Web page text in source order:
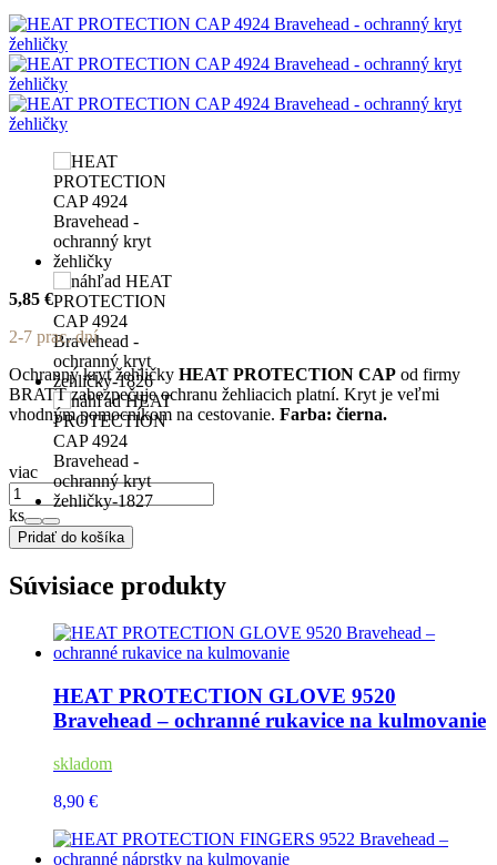
5,85 €
2-7 prac. dní
Ochranný kryt žehličky HEAT PROTECTION CAP od firmy
BRATT zabezpečuje ochranu žehliacich platní. Kryt je veľmi
vhodným pomocníkom na cestovanie. Farba: čierna.
viac
ks
Pridať do košíka
Súvisiace produkty
HEAT PROTECTION GLOVE 9520
Bravehead – ochranné rukavice na kulmovanie
skladom
8,90 €